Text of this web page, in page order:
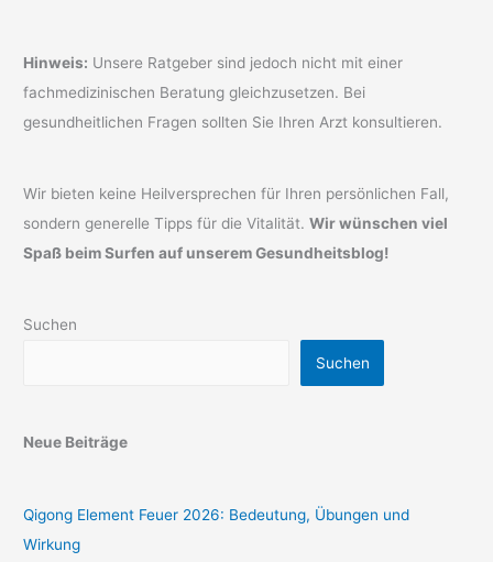
Hinweis: Unsere Ratgeber sind jedoch nicht mit einer
fachmedizinischen Beratung gleichzusetzen. Bei
gesundheitlichen Fragen sollten Sie Ihren Arzt konsultieren.
Wir bieten keine Heilversprechen für Ihren persönlichen Fall,
sondern generelle Tipps für die Vitalität.Wir wünschen viel
Spaß beim Surfen auf unserem Gesundheitsblog!
Suchen
Suchen
Neue Beiträge
Qigong Element Feuer 2026: Bedeutung, Übungen und
Wirkung